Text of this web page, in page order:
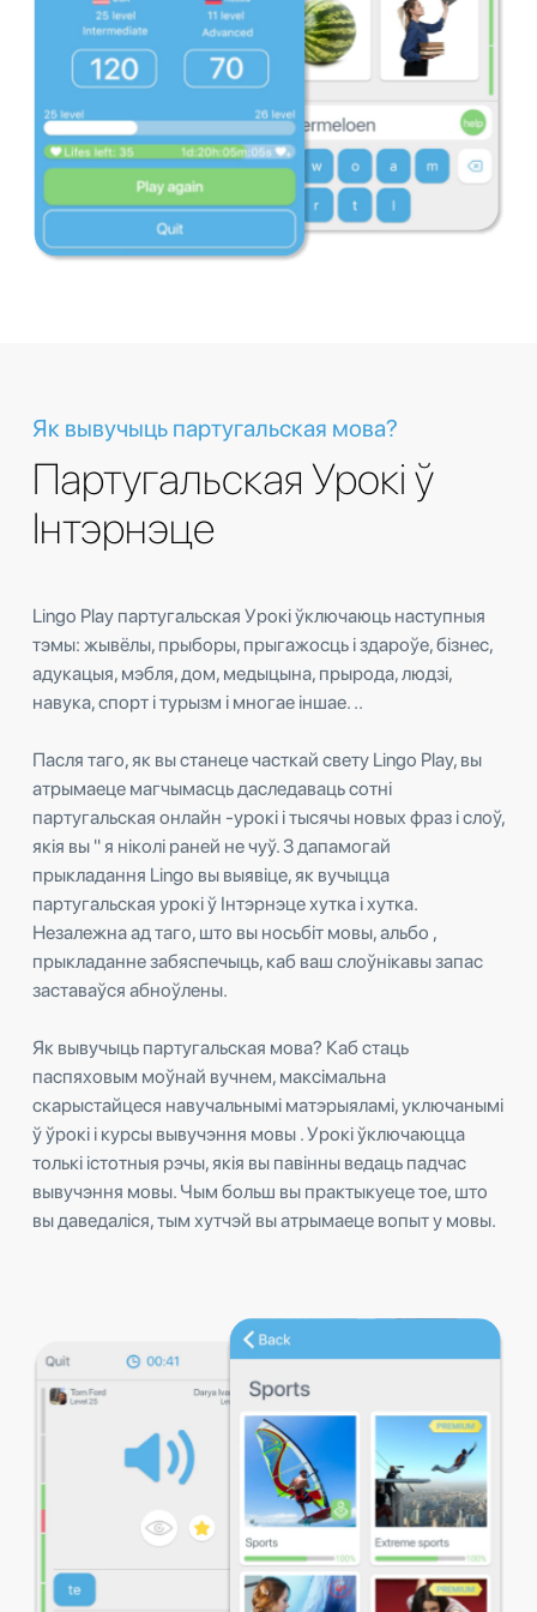
Як вывучыць партугальская мова?
Партугальская Урокі ў
Інтэрнэце
Lingo Play партугальская Урокі ўключаюць наступныя
тэмы: жывёлы, прыборы, прыгажосць і здароўе, бізнес,
адукацыя, мэбля, дом, медыцына, прырода, людзі,
навука, спорт і турызм і многае іншае. ..
Пасля таго, як вы станеце часткай свету Lingo Play, вы
атрымаеце магчымасць даследаваць сотні
партугальская онлайн -урокі і тысячы новых фраз і слоў,
якія вы " я ніколі раней не чуў. З дапамогай
прыкладання Lingo вы выявіце, як вучыцца
партугальская урокі ў Інтэрнэце хутка і хутка.
Незалежна ад таго, што вы носьбіт мовы, альбо ,
прыкладанне забяспечыць, каб ваш слоўнікавы запас
заставаўся абноўлены.
Як вывучыць партугальская мова? Каб стаць
паспяховым моўнай вучнем, максімальна
скарыстайцеся навучальнымі матэрыяламі, уключанымі
ў ўрокі і курсы вывучэння мовы . Урокі ўключаюцца
толькі істотныя рэчы, якія вы павінны ведаць падчас
вывучэння мовы. Чым больш вы практыкуеце тое, што
вы даведаліся, тым хутчэй вы атрымаеце вопыт у мовы.